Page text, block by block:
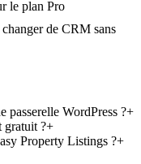
le plan Pro
de CRM sans
WordPress ?+
gratuit ?+
Property Listings ?+